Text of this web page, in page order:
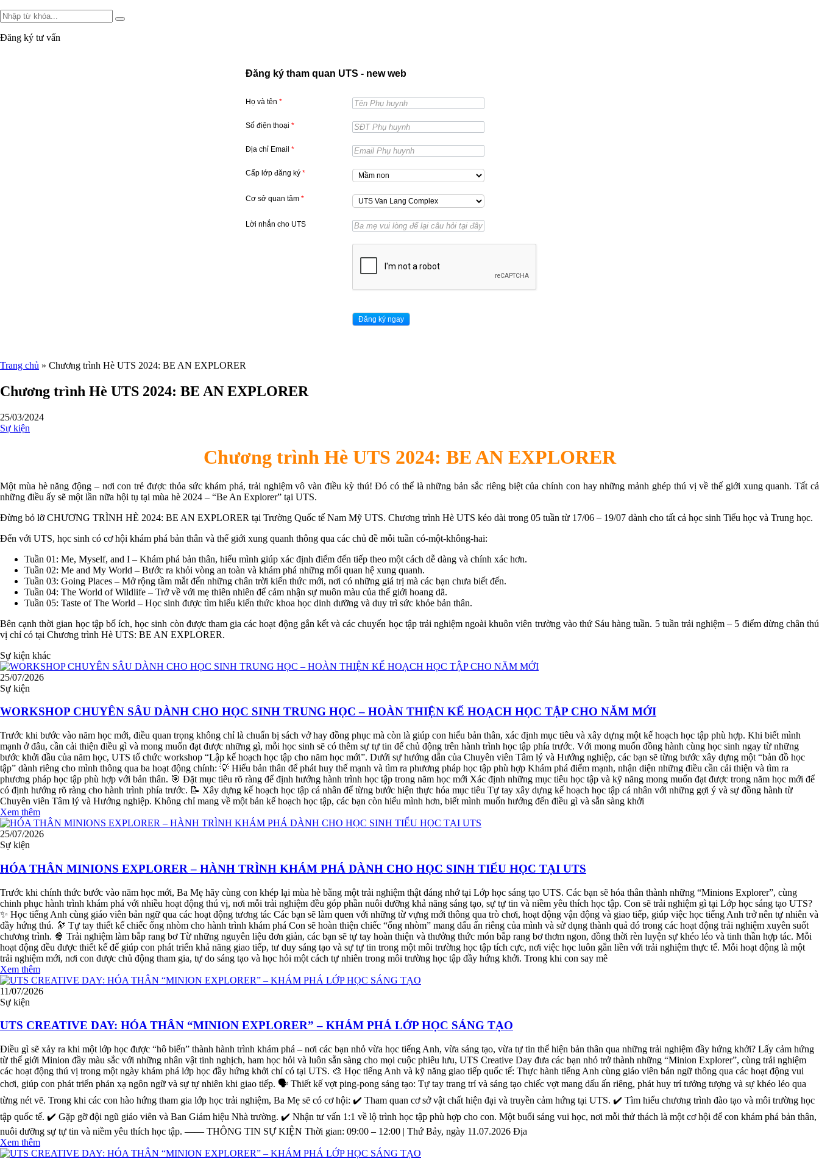
Đăng ký tư vấn
Đăng ký tham quan UTS - new web
Họ và tên *
Số điện thoại *
Địa chỉ Email *
Cấp lớp đăng ký *
Cơ sở quan tâm *
Lời nhắn cho UTS
Trang chủ » Chương trình Hè UTS 2024: BE AN EXPLORER
Chương trình Hè UTS 2024: BE AN EXPLORER
25/03/2024
Sự kiện
Chương trình Hè UTS 2024: BE AN EXPLORER
Một mùa hè năng động – nơi con trẻ được thỏa sức khám phá, trải nghiệm vô vàn điều kỳ thú! Đó có thể là những bản sắc riêng biệt của chính con hay những mảnh ghép thú vị về thế giới xung quanh. Tất cả
những điều ấy sẽ một lần nữa hội tụ tại mùa hè 2024 – “Be An Explorer” tại UTS.
Đừng bỏ lỡ CHƯƠNG TRÌNH HÈ 2024: BE AN EXPLORER tại Trường Quốc tế Nam Mỹ UTS. Chương trình Hè UTS kéo dài trong 05 tuần từ 17/06 – 19/07 dành cho tất cả học sinh Tiểu học và Trung học.
Đến với UTS, học sinh có cơ hội khám phá bản thân và thế giới xung quanh thông qua các chủ đề mỗi tuần có-một-không-hai:
Tuần 01: Me, Myself, and I – Khám phá bản thân, hiểu mình giúp xác định điểm đến tiếp theo một cách dễ dàng và chính xác hơn.
Tuần 02: Me and My World – Bước ra khỏi vòng an toàn và khám phá những mối quan hệ xung quanh.
Tuần 03: Going Places – Mở rộng tầm mắt đến những chân trời kiến thức mới, nơi có những giá trị mà các bạn chưa biết đến.
Tuần 04: The World of Wildlife – Trở về với mẹ thiên nhiên để cảm nhận sự muôn màu của thế giới hoang dã.
Tuần 05: Taste of The World – Học sinh được tìm hiểu kiến thức khoa học dinh dưỡng và duy trì sức khỏe bản thân.
Bên cạnh thời gian học tập bổ ích, học sinh còn được tham gia các hoạt động gắn kết và các chuyến học tập trải nghiệm ngoài khuôn viên trường vào thứ Sáu hàng tuần. 5 tuần trải nghiệm – 5 điểm dừng chân thú
vị chỉ có tại Chương trình Hè UTS: BE AN EXPLORER.
Sự kiện khác
25/07/2026
Sự kiện
WORKSHOP CHUYÊN SÂU DÀNH CHO HỌC SINH TRUNG HỌC – HOÀN THIỆN KẾ HOẠCH HỌC TẬP CHO NĂM MỚI
Trước khi bước vào năm học mới, điều quan trọng không chỉ là chuẩn bị sách vở hay đồng phục mà còn là giúp con hiểu bản thân, xác định mục tiêu và xây dựng một kế hoạch học tập phù hợp. Khi biết mình
mạnh ở đâu, cần cải thiện điều gì và mong muốn đạt được những gì, mỗi học sinh sẽ có thêm sự tự tin để chủ động trên hành trình học tập phía trước. Với mong muốn đồng hành cùng học sinh ngay từ những
bước khởi đầu của năm học, UTS tổ chức workshop “Lập kế hoạch học tập cho năm học mới”. Dưới sự hướng dẫn của Chuyên viên Tâm lý và Hướng nghiệp, các bạn sẽ từng bước xây dựng một “bản đồ học
tập” dành riêng cho mình thông qua ba hoạt động chính: 💡 Hiểu bản thân để phát huy thế mạnh và tìm ra phương pháp học tập phù hợp Khám phá điểm mạnh, nhận diện những điều cần cải thiện và tìm ra
phương pháp học tập phù hợp với bản thân. 🎯 Đặt mục tiêu rõ ràng để định hướng hành trình học tập trong năm học mới Xác định những mục tiêu học tập và kỹ năng mong muốn đạt được trong năm học mới để
có định hướng rõ ràng cho hành trình phía trước. 📝 Xây dựng kế hoạch học tập cá nhân để từng bước hiện thực hóa mục tiêu Tự tay xây dựng kế hoạch học tập cá nhân với những gợi ý và sự đồng hành từ
Chuyên viên Tâm lý và Hướng nghiệp. Không chỉ mang về một bản kế hoạch học tập, các bạn còn hiểu mình hơn, biết mình muốn hướng đến điều gì và sẵn sàng khởi
Xem thêm
25/07/2026
Sự kiện
HÓA THÂN MINIONS EXPLORER – HÀNH TRÌNH KHÁM PHÁ DÀNH CHO HỌC SINH TIỂU HỌC TẠI UTS
Trước khi chính thức bước vào năm học mới, Ba Mẹ hãy cùng con khép lại mùa hè bằng một trải nghiệm thật đáng nhớ tại Lớp học sáng tạo UTS. Các bạn sẽ hóa thân thành những “Minions Explorer”, cùng
chinh phục hành trình khám phá với nhiều hoạt động thú vị, nơi mỗi trải nghiệm đều góp phần nuôi dưỡng khả năng sáng tạo, sự tự tin và niềm yêu thích học tập. Con sẽ trải nghiệm gì tại Lớp học sáng tạo UTS?
✨ Học tiếng Anh cùng giáo viên bản ngữ qua các hoạt động tương tác Các bạn sẽ làm quen với những từ vựng mới thông qua trò chơi, hoạt động vận động và giao tiếp, giúp việc học tiếng Anh trở nên tự nhiên và
đầy hứng thú. 🔭 Tự tay thiết kế chiếc ống nhòm cho hành trình khám phá Con sẽ hoàn thiện chiếc “ống nhòm” mang dấu ấn riêng của mình và sử dụng thành quả đó trong các hoạt động trải nghiệm xuyên suốt
chương trình. 🍿 Trải nghiệm làm bắp rang bơ Từ những nguyên liệu đơn giản, các bạn sẽ tự tay hoàn thiện và thưởng thức món bắp rang bơ thơm ngon, đồng thời rèn luyện sự khéo léo và tinh thần hợp tác. Mỗi
hoạt động đều được thiết kế để giúp con phát triển khả năng giao tiếp, tư duy sáng tạo và sự tự tin trong một môi trường học tập tích cực, nơi việc học luôn gắn liền với trải nghiệm thực tế. Mỗi hoạt động là một
trải nghiệm mới, nơi con được chủ động tham gia, tự do sáng tạo và học hỏi một cách tự nhiên trong môi trường học tập đầy hứng khởi. Trong khi con say mê
Xem thêm
11/07/2026
Sự kiện
UTS CREATIVE DAY: HÓA THÂN “MINION EXPLORER” – KHÁM PHÁ LỚP HỌC SÁNG TẠO
Điều gì sẽ xảy ra khi một lớp học được “hô biến” thành hành trình khám phá – nơi các bạn nhỏ vừa học tiếng Anh, vừa sáng tạo, vừa tự tin thể hiện bản thân qua những trải nghiệm đầy hứng khởi? Lấy cảm hứng
từ thế giới Minion đầy màu sắc với những nhân vật tinh nghịch, ham học hỏi và luôn sẵn sàng cho mọi cuộc phiêu lưu, UTS Creative Day đưa các bạn nhỏ trở thành những “Minion Explorer”, cùng trải nghiệm
các hoạt động thú vị trong một ngày khám phá lớp học đầy hứng khởi chỉ có tại UTS. 🎨 Học tiếng Anh và kỹ năng giao tiếp quốc tế: Thực hành tiếng Anh cùng giáo viên bản ngữ thông qua các hoạt động vui
chơi, giúp con phát triển phản xạ ngôn ngữ và sự tự nhiên khi giao tiếp. 🗣️ Thiết kế vợt ping-pong sáng tạo: Tự tay trang trí và sáng tạo chiếc vợt mang dấu ấn riêng, phát huy trí tưởng tượng và sự khéo léo qua
từng nét vẽ. Trong khi các con hào hứng tham gia lớp học trải nghiệm, Ba Mẹ sẽ có cơ hội: ✔️ Tham quan cơ sở vật chất hiện đại và truyền cảm hứng tại UTS. ✔️ Tìm hiểu chương trình đào tạo và môi trường học
tập quốc tế. ✔️ Gặp gỡ đội ngũ giáo viên và Ban Giám hiệu Nhà trường. ✔️ Nhận tư vấn 1:1 về lộ trình học tập phù hợp cho con. Một buổi sáng vui học, nơi mỗi thử thách là một cơ hội để con khám phá bản thân,
nuôi dưỡng sự tự tin và niềm yêu thích học tập. —— THÔNG TIN SỰ KIỆN Thời gian: 09:00 – 12:00 | Thứ Bảy, ngày 11.07.2026 Địa
Xem thêm